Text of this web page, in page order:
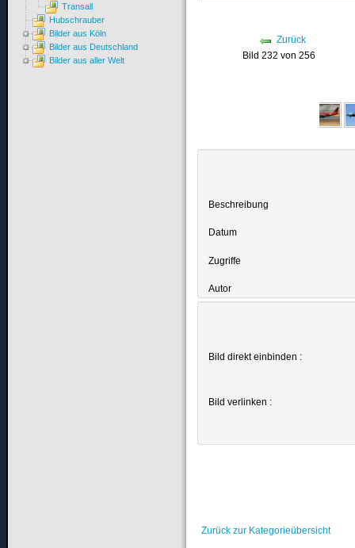
Zurück
Bild 232 von 256
Beschreibung
Datum
Zugriffe
Autor
Bild direkt einbinden :
Bild verlinken :
Zurück zur Kategorieübersicht
Transall
Hubschrauber
Bilder aus Köln
Bilder aus Deutschland
Bilder aus aller Welt